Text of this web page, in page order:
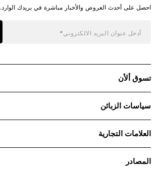
احصل على أحدث العروض والأخبار مباشرة في بريدك الوارد.
تسوق ألأن
سياسات الزبائن
العلامات التجارية
المصادر